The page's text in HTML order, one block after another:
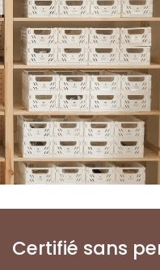
Certifié sans